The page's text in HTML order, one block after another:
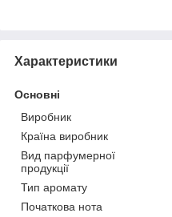
Характеристики
Основні
Виробник
Країна виробник
Вид парфумерної
продукції
Тип аромату
Початкова нота